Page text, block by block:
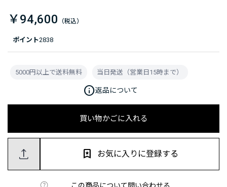
ポイント2838
￥94,600
買い物かごに入れる
この商品について問い合わせる
お気に入りに登録する
5000円以上で送料無料 当日発送（営業日15時まで）
info返品について